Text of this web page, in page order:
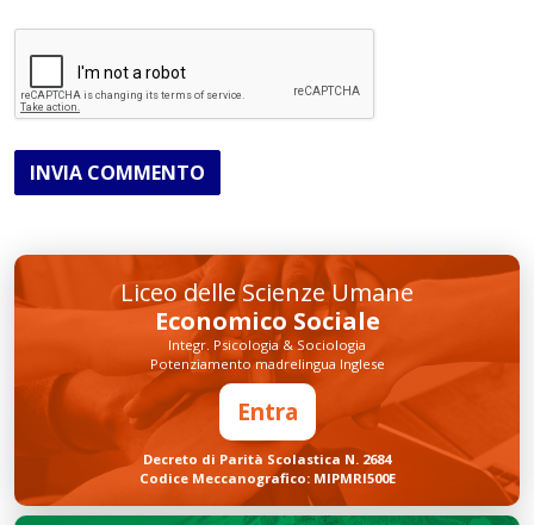
INVIA COMMENTO
Liceo delle Scienze Umane
Economico Sociale
Integr. Psicologia & Sociologia
Potenziamento madrelingua Inglese
Entra
Decreto di Parità Scolastica N. 2684
Codice Meccanografico: MIPMRI500E